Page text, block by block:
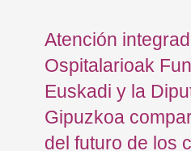
Atención
Ospitalarioak
Euskadi y la
Gipuzkoa
del futuro de los